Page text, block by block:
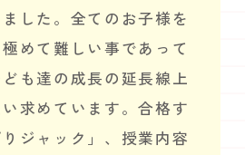
した。全てのお子様を
めて難しい事であって
も達の成長の延長線上
求めています。合格す
ジャック」、授業内容